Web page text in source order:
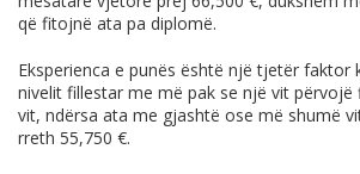
që fitojnë ata pa diplomë.
Eksperienca e punës është një tjetër faktor
nivelit fillestar me më pak se një vit përvojë
vit, ndërsa ata me gjashtë ose më shumë
rreth 55,750 €.